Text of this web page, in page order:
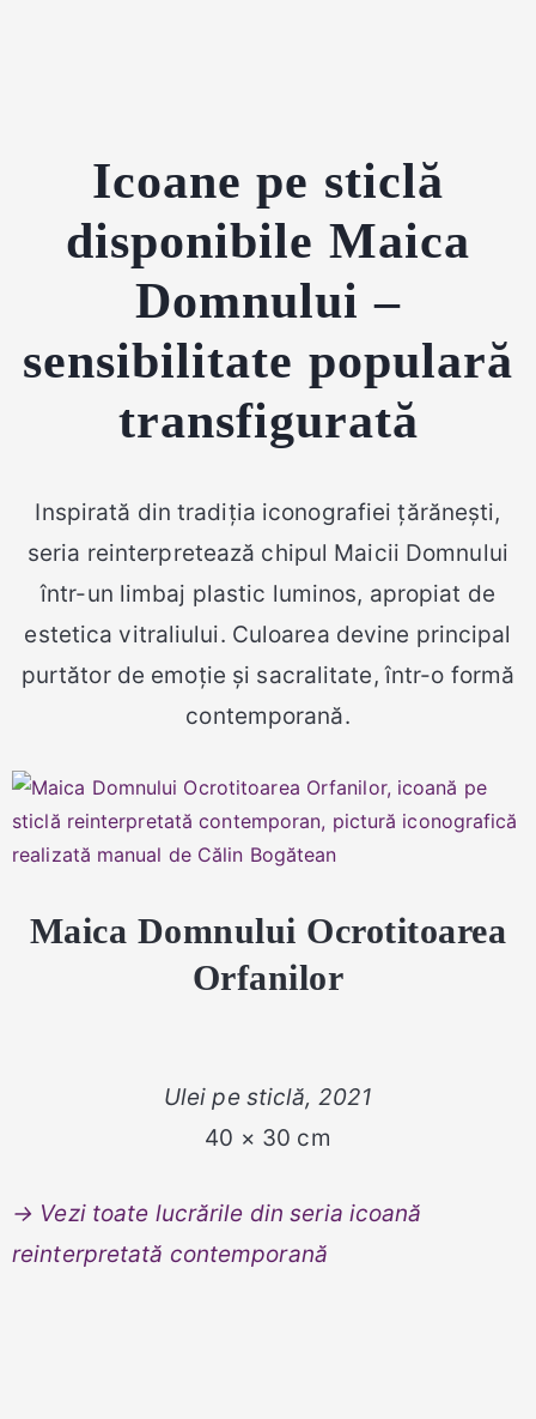
Icoane pe sticlă
disponibile Maica
Domnului –
sensibilitate populară
transfigurată
Inspirată din tradiția iconografiei țărănești,
seria reinterpretează chipul Maicii Domnului
într-un limbaj plastic luminos, apropiat de
estetica vitraliului. Culoarea devine principal
purtător de emoție și sacralitate, într-o formă
contemporană.
Maica Domnului Ocrotitoarea
Orfanilor
Ulei pe sticlă, 2021
40 × 30 cm
→ Vezi toate lucrările din seria icoană
reinterpretată contemporană